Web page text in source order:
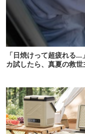
「日焼けって超疲れる
カ試したら、真夏の救世